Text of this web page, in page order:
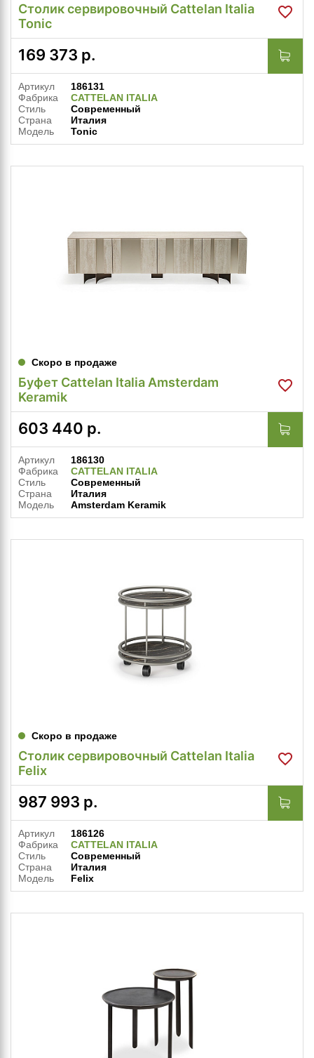
Столик сервировочный Cattelan Italia
Tonic
169 373 р.
Артикул
186131
Фабрика
CATTELAN ITALIA
Стиль
Современный
Страна
Италия
Модель
Tonic
Скоро в продаже
Буфет Cattelan Italia Amsterdam
Keramik
603 440 р.
Артикул
186130
Фабрика
CATTELAN ITALIA
Стиль
Современный
Страна
Италия
Модель
Amsterdam Keramik
Скоро в продаже
Столик сервировочный Cattelan Italia
Felix
987 993 р.
Артикул
186126
Фабрика
CATTELAN ITALIA
Стиль
Современный
Страна
Италия
Модель
Felix